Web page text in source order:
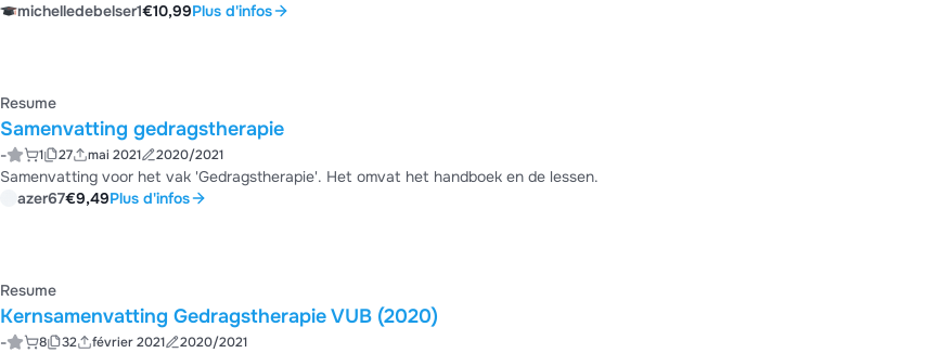
michelledebelser1€10,99Plus d'infos
Resume
Samenvatting gedragstherapie
- 1 27 mai 2021 2020/2021
Samenvatting voor het vak 'Gedragstherapie'. Het omvat het handboek en de lessen.
azer67€9,49Plus d'infos
Resume
Kernsamenvatting Gedragstherapie VUB (2020)
- 8 32 février 2021 2020/2021